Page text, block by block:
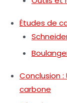
Études de
Conclusion :
carbone